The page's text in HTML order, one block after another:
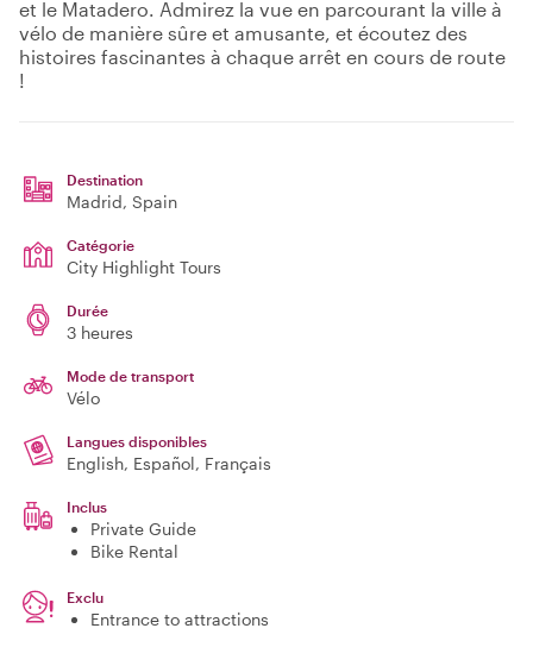
et le Matadero. Admirez la vue en parcourant la ville à
vélo de manière sûre et amusante, et écoutez des
histoires fascinantes à chaque arrêt en cours de route
!
Destination
Madrid, Spain
Catégorie
City Highlight Tours
Durée
3 heures
Mode de transport
Vélo
Langues disponibles
English, Español, Français
Inclus
Private Guide
Bike Rental
Exclu
Entrance to attractions